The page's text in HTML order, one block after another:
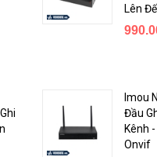
Lên
Imou
Đầu
Kênh
Onvif